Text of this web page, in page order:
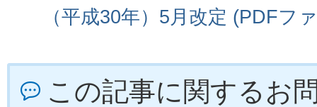
（平成30年）5月改定 (PDFフ
この記事に関するお